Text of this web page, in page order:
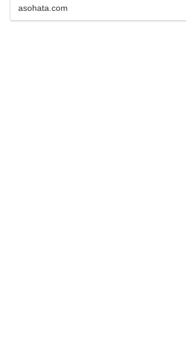
asohata.com